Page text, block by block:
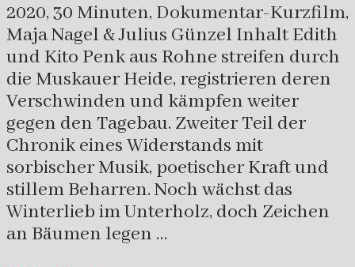
2020, 30 Minuten, Dokumentar-Kurzfilm,
Maja Nagel & Julius Günzel Inhalt Edith
und Kito Penk aus Rohne streifen durch
die Muskauer Heide, registrieren deren
Verschwinden und kämpfen weiter
gegen den Tagebau. Zweiter Teil der
Chronik eines Widerstands mit
sorbischer Musik, poetischer Kraft und
stillem Beharren. Noch wächst das
Winterlieb im Unterholz, doch Zeichen
an Bäumen legen …